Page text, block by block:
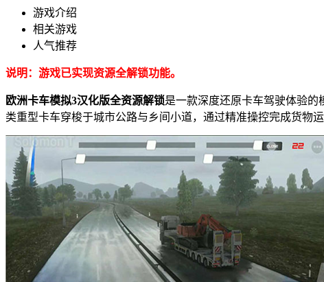
游戏介绍
相关游戏
人气推荐
说明：游戏已实现资源全解锁功能。
欧洲卡车模拟3汉化版全资源解锁是一款深度还原卡车驾驶体验
类重型卡车穿梭于城市公路与乡间小道，通过精准操控完成货物